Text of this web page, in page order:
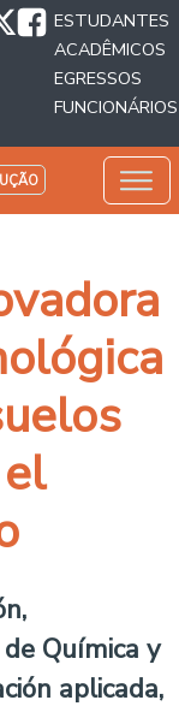
ESTUDANTES
ACADÊMICOS
EGRESSOS
FUNCIONÁRIOS
Química y
aplicada,